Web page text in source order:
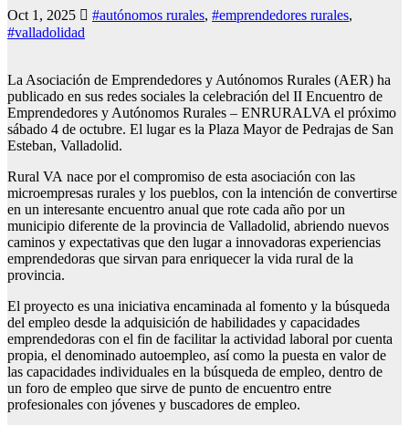
Oct 1, 2025 #autónomos rurales, #emprendedores rurales,
#valladolidad
La Asociación de Emprendedores y Autónomos Rurales (AER) ha
publicado en sus redes sociales la celebración del II Encuentro de
Emprendedores y Autónomos Rurales – ENRURALVA el próximo
sábado 4 de octubre. El lugar es la Plaza Mayor de Pedrajas de San
Esteban, Valladolid.
Rural VA nace por el compromiso de esta asociación con las
microempresas rurales y los pueblos, con la intención de convertirse
en un interesante encuentro anual que rote cada año por un
municipio diferente de la provincia de Valladolid, abriendo nuevos
caminos y expectativas que den lugar a innovadoras experiencias
emprendedoras que sirvan para enriquecer la vida rural de la
provincia.
El proyecto es una iniciativa encaminada al fomento y la búsqueda
del empleo desde la adquisición de habilidades y capacidades
emprendedoras con el fin de facilitar la actividad laboral por cuenta
propia, el denominado autoempleo, así como la puesta en valor de
las capacidades individuales en la búsqueda de empleo, dentro de
un foro de empleo que sirve de punto de encuentro entre
profesionales con jóvenes y buscadores de empleo.